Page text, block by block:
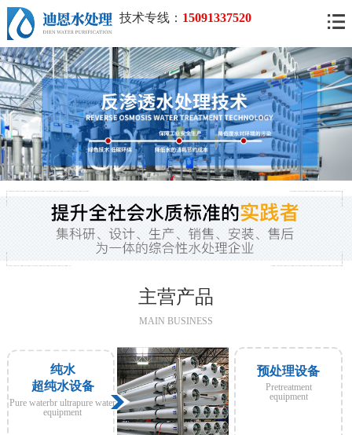
技术专线： 15091337520
主营产品
MAIN BUSINESS
纯水
超纯水设备
Pure waterbr ultrapure water
equipment
预处理设备
Pretreatment
equipment